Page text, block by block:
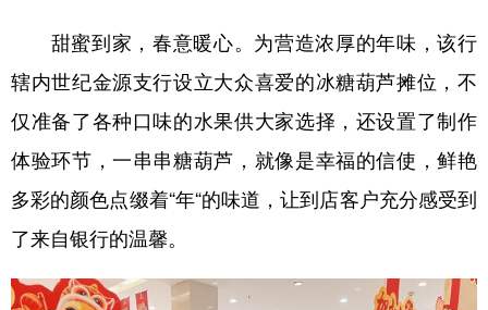
甜蜜到家，春意暖心。为营造浓厚的年味，该行
辖内世纪金源支行设立大众喜爱的冰糖葫芦摊位，不
仅准备了各种口味的水果供大家选择，还设置了制作
体验环节，一串串糖葫芦，就像是幸福的信使，鲜艳
多彩的颜色点缀着“年“的味道，让到店客户充分感受到
了来自银行的温馨。